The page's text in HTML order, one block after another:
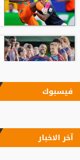
فيسبوك
آخر الاخبار